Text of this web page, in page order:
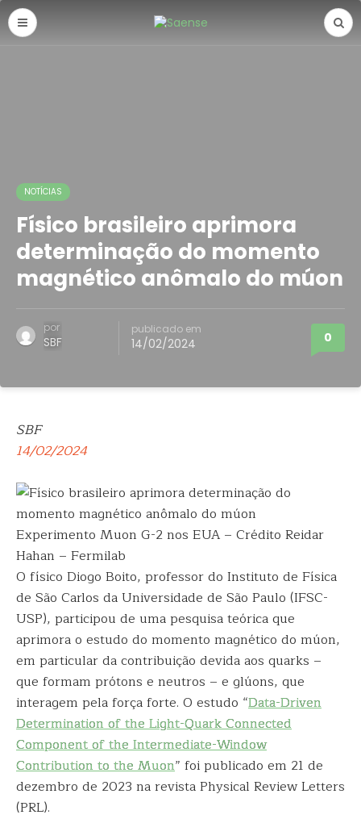
NOTÍCIAS
Físico brasileiro aprimora
determinação do momento
magnético anômalo do múon
por
SBF
publicado em
14/02/2024 0
SBF
14/02/2024
Experimento Muon G-2 nos EUA – Crédito Reidar
Hahan – Fermilab
O físico Diogo Boito, professor do Instituto de Física
de São Carlos da Universidade de São Paulo (IFSC-
USP), participou de uma pesquisa teórica que
aprimora o estudo do momento magnético do múon,
em particular da contribuição devida aos quarks –
que formam prótons e neutros – e glúons, que
interagem pela força forte. O estudo “Data-Driven
Determination of the Light-Quark Connected
Component of the Intermediate-Window
Contribution to the Muon” foi publicado em 21 de
dezembro de 2023 na revista Physical Review Letters
(PRL).